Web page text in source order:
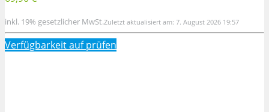
inkl. 19% gesetzlicher MwSt.Zuletzt aktualisiert am: 7. August 2026 19:57
Verfügbarkeit aufprüfen